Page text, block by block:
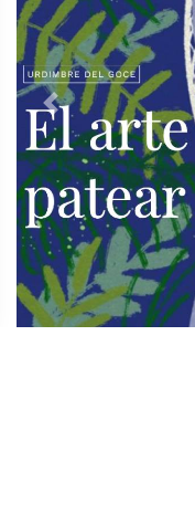
Contacto
Copyright ©2026